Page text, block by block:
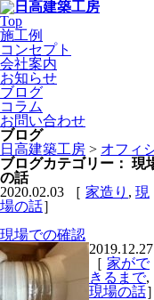
Top
施工例
コンセプト
会社案内
お知らせ
ブログ
コラム
お問い合わせ
ブログ
日高建築工房 > オフィ
ブログカテゴリー： 現
の話
2020.02.03 ［ 家造り , 現
場の話］
現場での確認
2019.12.27
［ 家がで
きるまで,
現場の話］